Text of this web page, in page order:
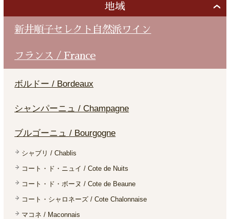
地域
新井順子セレクト自然派ワイン
フランス / France
ボルドー / Bordeaux
シャンパーニュ / Champagne
ブルゴーニュ / Bourgogne
シャブリ / Chablis
コート・ド・ニュイ / Cote de Nuits
コート・ド・ボーヌ / Cote de Beaune
コート・シャロネーズ / Cote Chalonnaise
マコネ / Maconnais